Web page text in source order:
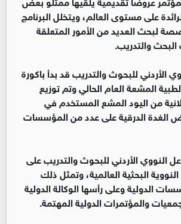
على مستوى العالم، ويتخلل البرنامج
لبحث العديد من الأمور المتعلقة
والتدريب.
الأردني للبحوث والتدريب قد بدأ باكورة
المشعة العام الحالي وتم توزيع
من اليود المشع المستخدم في
الغدة الدرقية على عدد من المؤسسات
النووي الأردني للبحوث والتدريب على
البحثية العالمية، وتمثل ذلك
الدولية وعلى رأسها الوكالة الدولية
والمؤتمرات الدولية المهتمة.